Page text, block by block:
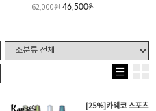
62,000원 46,500원
[25%]카웨코 스포츠